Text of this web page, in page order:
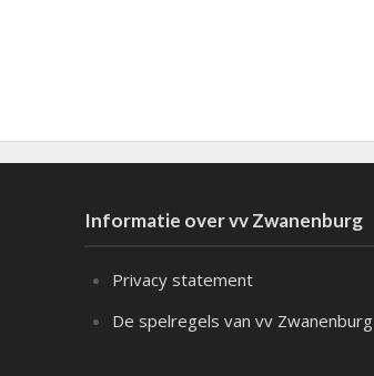
Informatie over vv Zwanenburg
Privacy statement
De spelregels van vv Zwanenburg